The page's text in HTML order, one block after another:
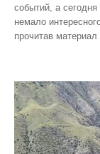
событий, а
немало
прочитав